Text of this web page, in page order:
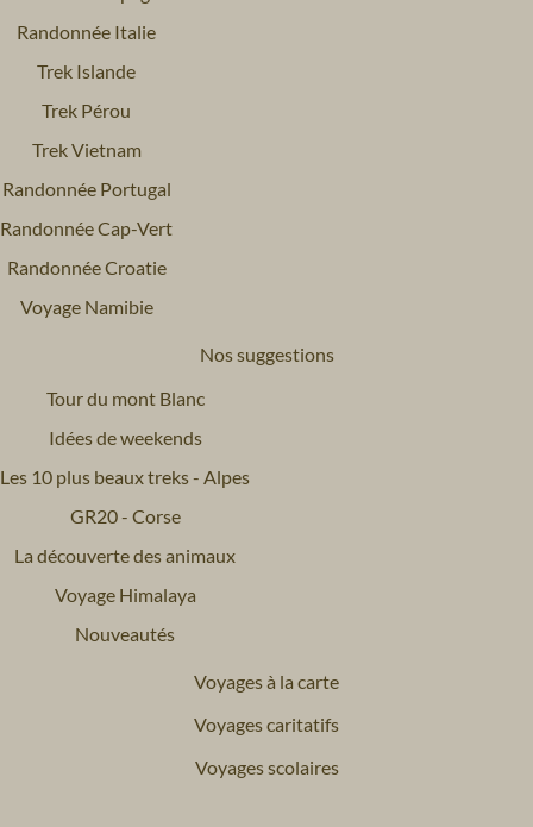
Randonnée Italie
Trek Islande
Trek Pérou
Trek Vietnam
Randonnée Portugal
Randonnée Cap-Vert
Randonnée Croatie
Voyage Namibie
Nos suggestions
Tour du mont Blanc
Idées de weekends
Les 10 plus beaux treks - Alpes
GR20 - Corse
La découverte des animaux
Voyage Himalaya
Nouveautés
Voyages à la carte
Voyages caritatifs
Voyages scolaires